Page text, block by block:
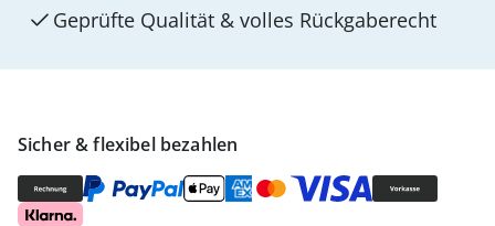
Sicher & flexibel bezahlen
Geprüfte Qualität & volles Rückgaberecht